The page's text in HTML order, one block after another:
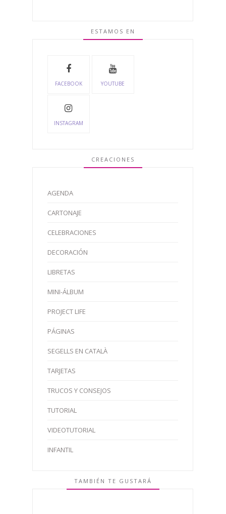
ESTAMOS EN
FACEBOOK YOUTUBE
INSTAGRAM
CREACIONES
AGENDA
CARTONAJE
CELEBRACIONES
DECORACIÓN
LIBRETAS
MINI-ÁLBUM
PROJECT LIFE
PÁGINAS
SEGELLS EN CATALÀ
TARJETAS
TRUCOS Y CONSEJOS
TUTORIAL
VIDEOTUTORIAL
INFANTIL
TAMBIÉN TE GUSTARÁ